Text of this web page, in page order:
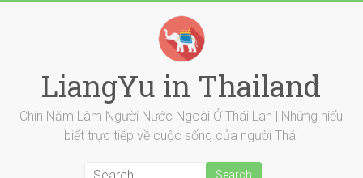
LiangYu in Thailand
Chín Năm Làm Người Nước Ngoài Ở Thái Lan | Những hiểu
biết trực tiếp về cuộc sống của người Thái